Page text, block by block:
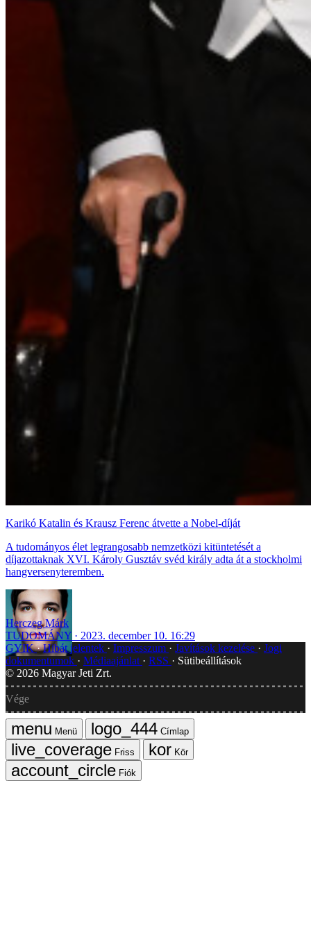
Karikó Katalin és Krausz Ferenc átvette a Nobel-díját
A tudományos élet legrangosabb nemzetközi kitüntetését a
díjazottaknak XVI. Károly Gusztáv svéd király adta át a stockholmi
hangversenyteremben.
Herczeg Márk
TUDOMÁNY
2023. december 10. 16:29
GYIK Hibát jelentek Impresszum Javítások kezelése
Jogi
dokumentumok
Médiaajánlat RSS
Sütibeállítások
© 2026 Magyar Jeti Zrt.
Vége
Menü
Címlap
Friss
Kör
Fiók